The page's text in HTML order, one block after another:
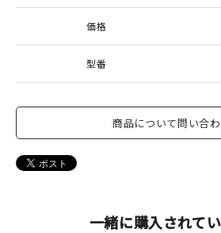
価格
型番
商品について問い合
一緒に購入されて